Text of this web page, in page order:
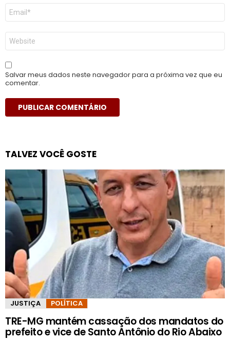
E-
mail
*
Site
Salvar meus dados neste navegador para a próxima vez que eu
comentar.
TALVEZ VOCÊ GOSTE
JUSTIÇA POLÍTICA
TRE-MG mantém cassação dos mandatos do
prefeito e vice de Santo Antônio do Rio Abaixo